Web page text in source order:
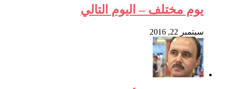
يوم مختلف – اليوم التالي
سبتمبر 22, 2016